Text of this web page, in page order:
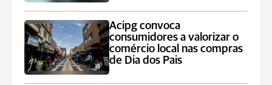
Acipg convoca
consumidores a valorizar o
comércio local nas compras
de Dia dos Pais